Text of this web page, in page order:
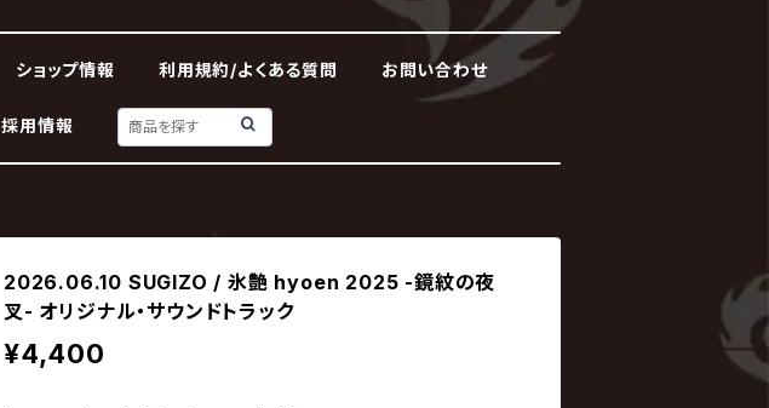
ショップ情報 利用規約/よくある質問 お問い合わせ
採用情報
2026.06.10 SUGIZO / 氷艶 hyoen 2025 -鏡紋の夜
叉- オリジナル・サウンドトラック
¥4,400